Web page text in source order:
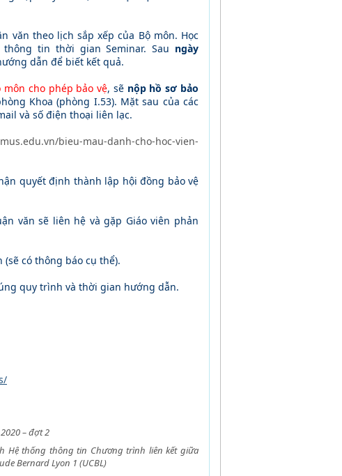
văn theo lịch sắp xếp của Bộ môn. Học
tin thời gian Seminar. Sau ngày
dẫn để biết kết quả.
môn cho phép bảo vệ, sẽ nộp hồ sơ bảo
Khoa (phòng I.53). Mặt sau của các
và số điện thoại liên lạc.
bieu-mau-danh-cho-hoc-vien-
quyết định thành lập hội đồng bảo vệ
văn sẽ liên hệ và gặp Giáo viên phản
(sẽ có thông báo cụ thể).
quy trình và thời gian hướng dẫn.
– đợt 2
Hệ thống thông tin Chương trình liên kết giữa
Bernard Lyon 1 (UCBL)